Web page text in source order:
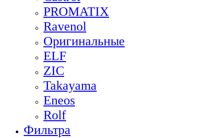
PROMATIX
Ravenol
Оригинальные
ELF
ZIC
Takayama
Eneos
Rolf
Фильтра